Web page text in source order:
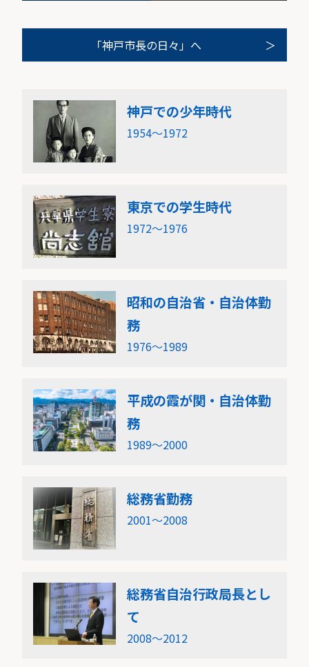
「神戸市長の日々」へ
神戸での少年時代
1954〜1972
東京での学生時代
1972〜1976
昭和の自治省・自治体勤
務
1976〜1989
平成の霞が関・自治体勤
務
1989〜2000
総務省勤務
2001〜2008
総務省自治行政局長とし
て
2008〜2012